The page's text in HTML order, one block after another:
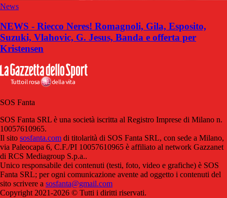
News
NEWS - Riecco Neres! Romagnoli, Gila, Esposito,
Suzuki, Vlahovic, G. Jesus, Banda e offerta per
Kristensen
SOS Fanta
SOS Fanta SRL è una società iscritta al Registro Imprese di Milano n.
10057610965.
Il sito sosfanta.com di titolarità di SOS Fanta SRL, con sede a Milano,
via Paleocapa 6, C.F./PI 10057610965 è affiliato al network Gazzanet
di RCS Mediagroup S.p.a..
Unico responsabile dei contenuti (testi, foto, video e grafiche) è SOS
Fanta SRL; per ogni comunicazione avente ad oggetto i contenuti del
sito scrivere a sosfanta@gmail.com
Copyright 2021-2026 © Tutti i diritti riservati.